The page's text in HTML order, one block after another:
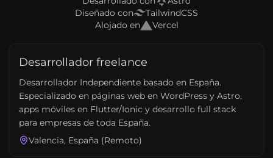
Diseñado con
TailwindCSS
Alojado en
Vercel
Desarrollador freelance
Desarrollador Independiente basado en España.
Especializado en páginas web en WordPress y Astro,
apps móviles en Flutter/Ionic y desarrollo full stack
para empresas de toda España.
Valencia, España (Remoto)